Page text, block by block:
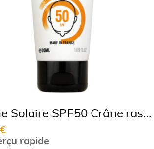
Solaire SPF50 Crâne rasé/
rapide